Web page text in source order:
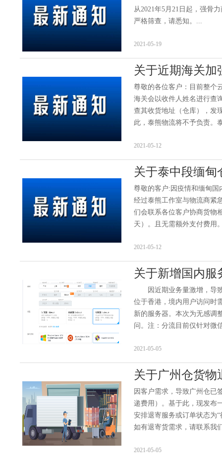
从2021年5月21日起，强骨
严格筛查，请悉知。...
2021-05-19
关于近期海关加
尊敬的各位客户：目前整个
海关会以收件人姓名进行查
查其收货地址（仓库），发
此，泰熊物流将不予负责。
2021-05-12
关于泰中段缅甸
尊敬的客户:因疫情和缅甸
经过泰熊工作室与物流商紧
们会联系各位客户协商货物
天）。且无需额外支付费用
2021-05-12
关于新增国内服
因近期业务量激增，导致
位于香港，境内用户访问时
新的服务器。本次为无感调
问。注：分流目前仅针对微
2021-05-05
关于广州仓货物
因客户需求，导致广州仓已
递费用）。基于此，现发布
安排退寄服务或订单状态为
如有退寄货需求，请联系我
2021-05-05